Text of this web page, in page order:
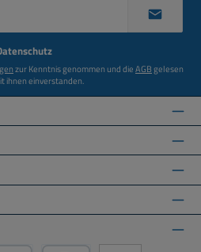
zur Kenntnis genommen und dieAGBgelesen
ihnen einverstanden.